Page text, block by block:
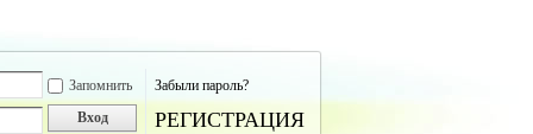
Запомнить Забыли пароль?
Вход РЕГИСТРАЦИЯ